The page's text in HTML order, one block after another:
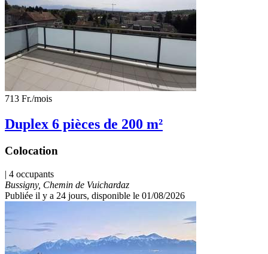
713 Fr./mois
Duplex 6 pièces de 200 m²
Colocation
| 4 occupants
Bussigny, Chemin de Vuichardaz
Publiée il y a 24 jours, disponible le 01/08/2026